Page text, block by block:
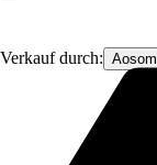
Verkauf durch: Aosom